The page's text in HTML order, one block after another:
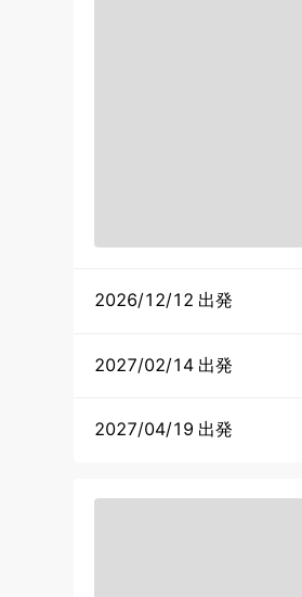
2026/12/12 出発
2027/02/14 出発
2027/04/19 出発